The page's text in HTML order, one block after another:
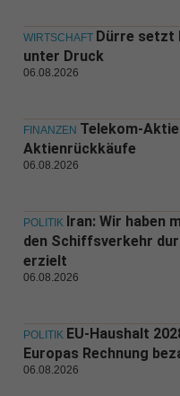
WIRTSCHAFT Dürre setzt
unter Druck
06.08.2026
FINANZEN Telekom-
Aktienrückkäufe
06.08.2026
POLITIK Iran: Wir haben
den Schiffsverkehr
erzielt
06.08.2026
POLITIK EU-Haushalt
Europas Rechnung
06.08.2026